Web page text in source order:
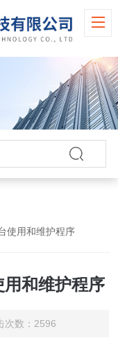
使用和维护程序
和维护程序
数：2596